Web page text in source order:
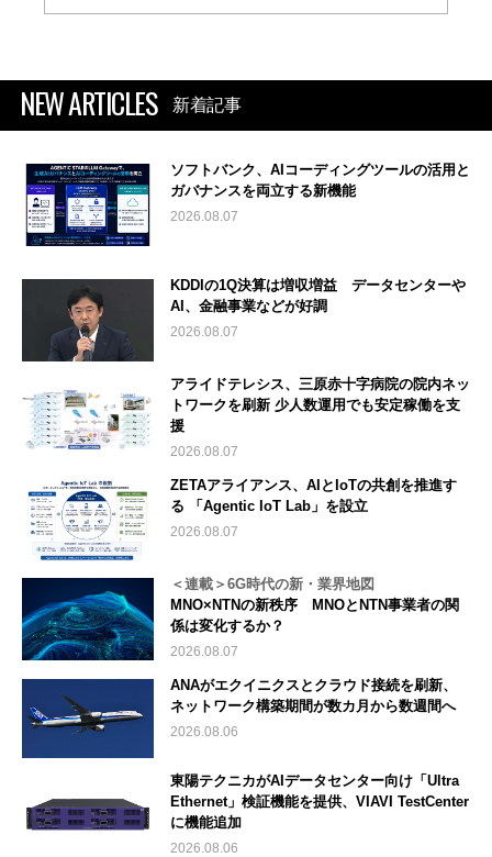
NEW ARTICLES 新着記事
ソフトバンク、AIコーディングツールの活用と
ガバナンスを両立する新機能
2026.08.07
KDDIの1Q決算は増収増益 データセンターや
AI、金融事業などが好調
2026.08.07
アライドテレシス、三原赤十字病院の院内ネッ
トワークを刷新 少人数運用でも安定稼働を支
援
2026.08.07
ZETAアライアンス、AIとIoTの共創を推進す
る 「Agentic IoT Lab」を設立
2026.08.07
＜連載＞6G時代の新・業界地図
MNO×NTNの新秩序 MNOとNTN事業者の関
係は変化するか？
2026.08.07
ANAがエクイニクスとクラウド接続を刷新、
ネットワーク構築期間が数カ月から数週間へ
2026.08.06
東陽テクニカがAIデータセンター向け「Ultra
Ethernet」検証機能を提供、VIAVI TestCenter
に機能追加
2026.08.06